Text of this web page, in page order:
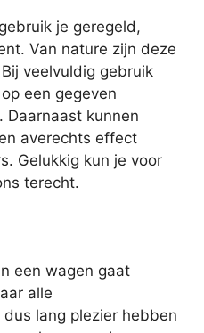
je geregeld,
Van nature zijn deze
veelvuldig gebruik
een gegeven
Daarnaast kunnen
averechts effect
Gelukkig kun je voor
terecht.
een wagen gaat
alle
lang plezier hebben